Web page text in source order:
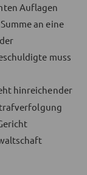
Auflagen
an eine
muss
hinreichender